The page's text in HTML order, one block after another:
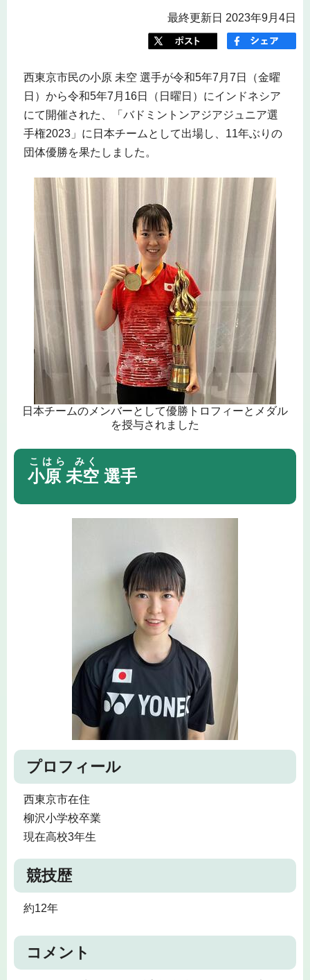
最終更新日 2023年9月4日
西東京市民の小原 未空 選手が令和5年7月7日（金曜
日）から令和5年7月16日（日曜日）にインドネシア
にて開催された、「バドミントンアジアジュニア選
手権2023」に日本チームとして出場し、11年ぶりの
団体優勝を果たしました。
日本チームのメンバーとして優勝トロフィーとメダル
を授与されました
小原 未空
こはら みく
選手
プロフィール
西東京市在住
柳沢小学校卒業
現在高校3年生
競技歴
約12年
コメント